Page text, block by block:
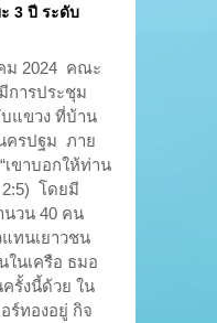
3 ปี ระดับ
ม 2024 คณะ
การประชุม
บแขวง ที่บ้าน
ครปฐม ภาย
ขาบอกให้ท่าน
2:5) โดยมี
นวน 40 คน
ทนเยาวชน
ในเครือ ธมอ
ครั้งนี้ด้วย ใน
ร์ทองอยู่ กิจ